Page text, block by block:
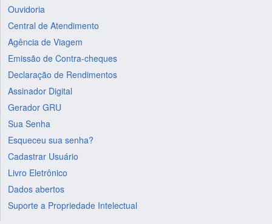
Ouvidoria
Central de Atendimento
Agência de Viagem
Emissão de Contra-cheques
Declaração de Rendimentos
Assinador Digital
Gerador GRU
Sua Senha
Esqueceu sua senha?
Cadastrar Usuário
Livro Eletrônico
Dados abertos
Suporte a Propriedade Intelectual